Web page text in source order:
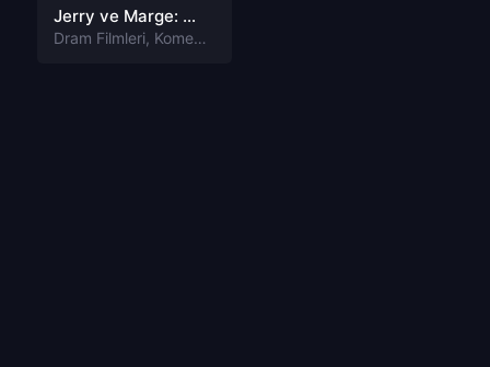
Jerry ve Marge: Piyango Sırları Türkçe Dublaj izle
Dram Filmleri, Komedi Filmleri